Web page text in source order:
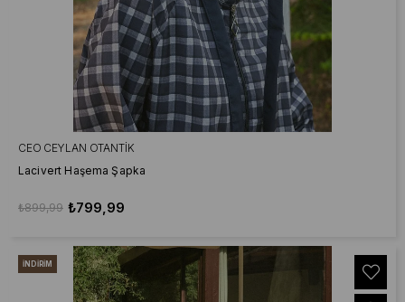
CEO CEYLAN OTANTIK
Lacivert Haşema Şapka
₺799,99
₺899,99
İNDIRIM